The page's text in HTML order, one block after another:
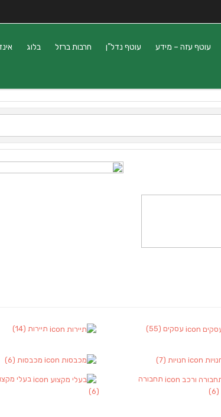
עוטף עזה – מידע עוטף נדל”ן חרבות ברזל בלוג
עסקים (55) תיירות (14)
חנויות (7) מכבסות (6)
תחבורה
(6)
בעלי
(6)